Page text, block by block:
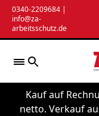
Zum
Inhalt
springen
0340-2209684 |
info@za-
arbeitsschutz.de
Kauf auf
netto. Verkauf